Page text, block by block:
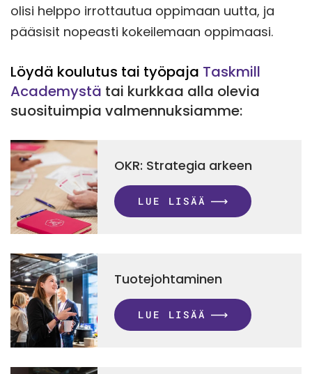
olisi helppo irrottautua oppimaan uutta, ja
pääsisit nopeasti kokeilemaan oppimaasi.
Löydä koulutus tai työpaja Taskmill
Academystä tai kurkkaa alla olevia
suosituimpia valmennuksiamme:
OKR: Strategia arkeen
LUE LISÄÄ
Tuotejohtaminen
LUE LISÄÄ